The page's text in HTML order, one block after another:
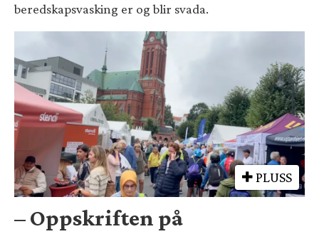
beredskapsvasking er og blir svada.
PLUSS
– Oppskriften på